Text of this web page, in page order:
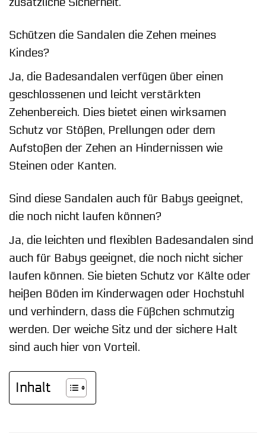
zusätzliche Sicherheit.
Schützen die Sandalen die Zehen meines
Kindes?
Ja, die Badesandalen verfügen über einen
geschlossenen und leicht verstärkten
Zehenbereich. Dies bietet einen wirksamen
Schutz vor Stößen, Prellungen oder dem
Aufstoßen der Zehen an Hindernissen wie
Steinen oder Kanten.
Sind diese Sandalen auch für Babys geeignet,
die noch nicht laufen können?
Ja, die leichten und flexiblen Badesandalen sind
auch für Babys geeignet, die noch nicht sicher
laufen können. Sie bieten Schutz vor Kälte oder
heißen Böden im Kinderwagen oder Hochstuhl
und verhindern, dass die Füßchen schmutzig
werden. Der weiche Sitz und der sichere Halt
sind auch hier von Vorteil.
Inhalt